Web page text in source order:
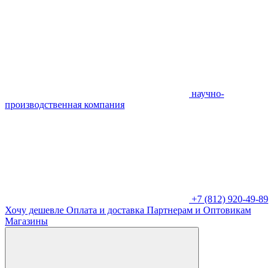
научно-
производственная компания
+7 (812) 920-49-89
Хочу дешевле Оплата и доставка Партнерам и Оптовикам
Магазины